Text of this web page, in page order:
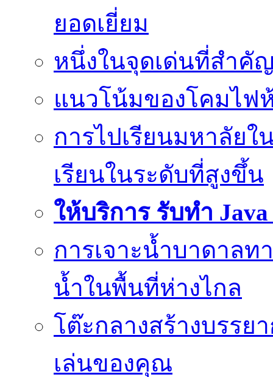
ยอดเยี่ยม
หนึ่งในจุดเด่นที่สำคั
แนวโน้มของโคมไฟ
การไปเรียนมหาลัย
เรียนในระดับที่สูงขึ้น
ให้บริการ รับทำ
การเจาะน้ำบาดาล
น้ำในพื้นที่ห่างไกล
โต๊ะกลางสร้างบรร
เล่นของคุณ